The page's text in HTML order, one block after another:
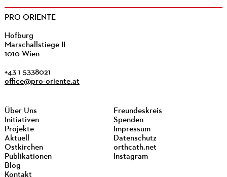
PRO ORIENTE
Hofburg
Marschallstiege II
1010 Wien
+43 1 5338021
office@pro-oriente.at
Über Uns
Initiativen
Projekte
Aktuell
Ostkirchen
Publikationen
Blog
Kontakt
Freundeskreis
Spenden
Impressum
Datenschutz
orthcath.net
Instagram